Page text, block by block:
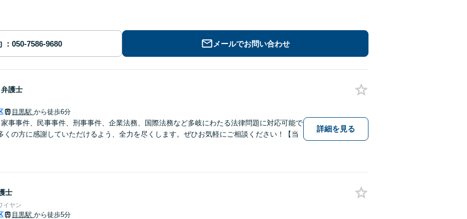
メールでお問い合わせ
弁護士
目黒駅 から徒歩6分
家事事件、民事事件、刑事事件、企業法務、国際法務など多岐にわたる法律問題に対応可能で
くの方に感謝していただけるよう、全力を尽くします。ぜひお気軽にご相談ください！【当
詳細を見る
士
イヤン
目黒駅 から徒歩5分